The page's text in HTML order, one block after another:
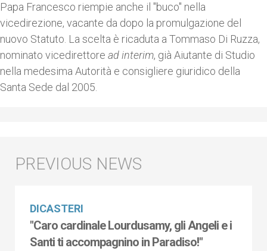
Papa Francesco riempie anche il "buco" nella
vicedirezione, vacante da dopo la promulgazione del
nuovo Statuto. La scelta è ricaduta a Tommaso Di Ruzza,
nominato vicedirettore ad interim, già Aiutante di Studio
nella medesima Autorità e consigliere giuridico della
Santa Sede dal 2005.
DICASTERI
"Caro cardinale Lourdusamy, gli Angeli e i
Santi ti accompagnino in Paradiso!"